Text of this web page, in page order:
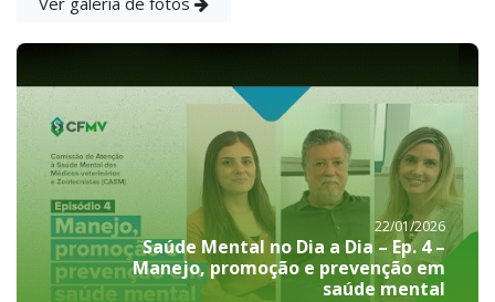
22/01/2026
Saúde Mental no Dia a Dia – Ep. 4 –
Manejo, promoção e prevenção em
saúde mental